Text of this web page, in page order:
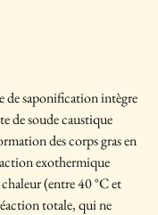
de saponification intègre
de soude caustique
des corps gras en
exothermique
(entre 40 °C et
totale, qui ne